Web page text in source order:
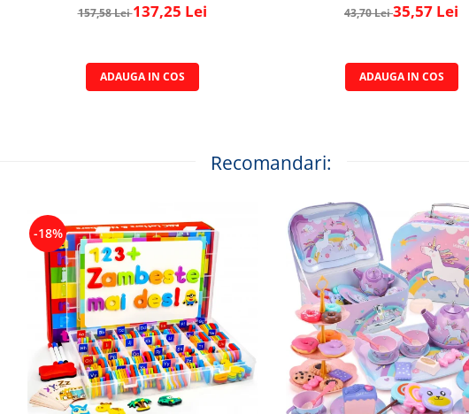
157,58 Lei137,25 Lei
ADAUGA IN COS
43,70 Lei35,57 Lei
ADAUGA IN COS
Recomandari:
-18%